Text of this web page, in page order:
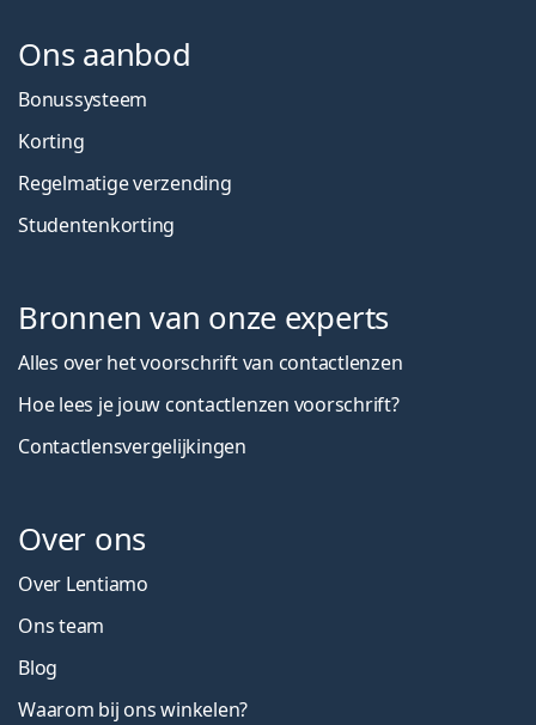
Ons aanbod
Bonussysteem
Korting
Regelmatige verzending
Studentenkorting
Bronnen van onze experts
Alles over het voorschrift van contactlenzen
Hoe lees je jouw contactlenzen voorschrift?
Contactlensvergelijkingen
Over ons
Over Lentiamo
Ons team
Blog
Waarom bij ons winkelen?